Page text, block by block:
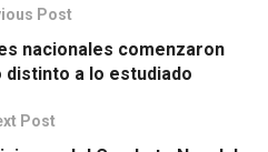
Post
nacionales comenzaron
distinto a lo estudiado
Post